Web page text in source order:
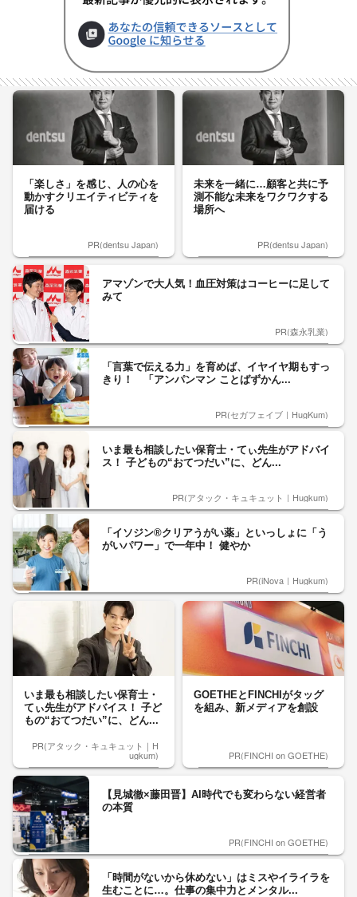
「楽しさ」を感じ、人の心を
動かすクリエイティビティを
届ける
PR(dentsu Japan)
未来を一緒に…顧客と共に予
測不能な未来をワクワクする
場所へ
PR(dentsu Japan)
アマゾンで大人気！血圧対策はコーヒーに足して
みて
PR(森永乳業)
「言葉で伝える力」を育めば、イヤイヤ期もすっ
きり！ 「アンパンマン ことばずかん...
PR(セガフェイブ｜HugKum)
いま最も相談したい保育士・てぃ先生がアドバイ
ス！ 子どもの“おてつだい”に、どん...
PR(アタック・キュキュット｜Hugkum)
「イソジン®クリアうがい薬」といっしょに「う
がいパワー」で一年中！ 健やか
PR(iNova｜Hugkum)
いま最も相談したい保育士・
てぃ先生がアドバイス！ 子ど
もの“おてつだい”に、どん...
PR(アタック・キュキュット｜H
ugkum)
GOETHEとFINCHIがタッグ
を組み、新メディアを創設
PR(FINCHI on GOETHE)
【見城徹×藤田晋】AI時代でも変わらない経営者
の本質
PR(FINCHI on GOETHE)
「時間がないから休めない」はミスやイライラを
生むことに…。仕事の集中力とメンタル...